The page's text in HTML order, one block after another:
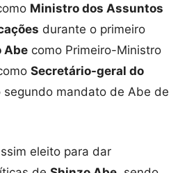
Ministro dos Assuntos
durante o primeiro
Abe como Primeiro-Ministro
Secretário-geral do
segundo mandato de Abe de
eleito para dar